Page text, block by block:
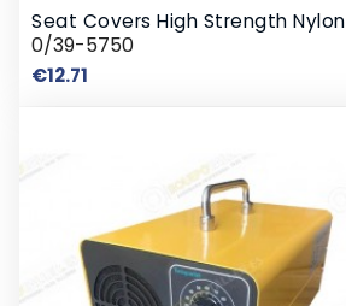
Seat Covers High Strength Nylon
0/39-5750
€12.71